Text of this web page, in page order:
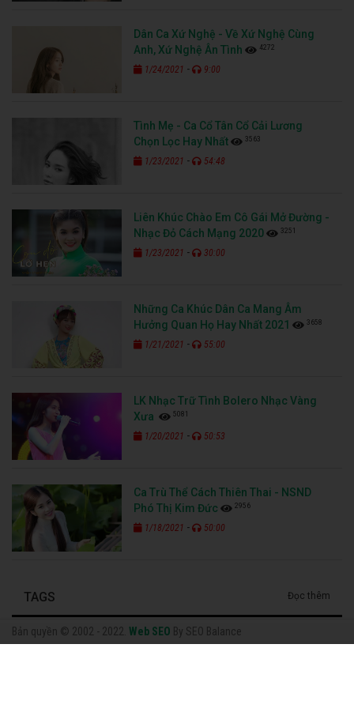
Dân Ca Xứ Nghệ - Về Xứ Nghệ Cùng
Anh, Xứ Nghệ Ân Tình
4272
1/24/2021 - 9:00
Tình Mẹ - Ca Cổ Tân Cổ Cải Lương
Chọn Lọc Hay Nhất
3563
1/23/2021 - 54:48
Liên Khúc Chào Em Cô Gái Mở Đường -
Nhạc Đỏ Cách Mạng 2020
3251
1/23/2021 - 30:00
Những Ca Khúc Dân Ca Mang Âm
Hưởng Quan Họ Hay Nhất 2021
3658
1/21/2021 - 55:00
LK Nhạc Trữ Tình Bolero Nhạc Vàng
Xưa
5081
1/20/2021 - 50:53
Ca Trù Thể Cách Thiên Thai - NSND
Phó Thị Kim Đức
2956
1/18/2021 - 50:00
TAGS Đọc thêm
Bản quyền © 2002 - 2022. Web SEO By SEO Balance